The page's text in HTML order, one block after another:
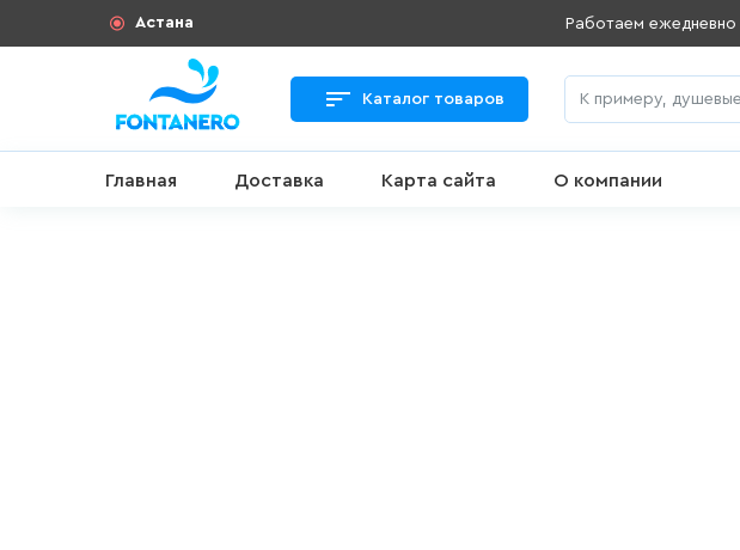
Астана Работаем ежедневно
Каталог товаров
Главная Доставка Карта сайта О компании